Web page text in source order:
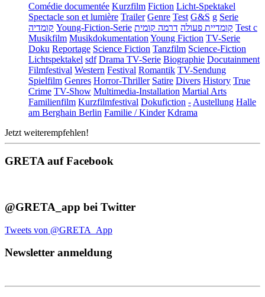
Comédie documentée Kurzfilm Fiction Licht-Spektakel
Spectacle son et lumière Trailer Genre Test G&S g Serie
קומדיה Young-Fiction-Serie קומדיית פעולה דרמה קומית
Test c
Musikfilm Musikdokumentation Young Fiction TV-Serie
Doku Reportage Science Fiction Tanzfilm Science-Fiction
Lichtspektakel sdf Drama TV-Serie Biographie Docutainment
Filmfestival Western Festival Romantik TV-Sendung
Spielfilm Genres Horror-Thriller Satire Divers History True
Crime TV-Show Multimedia-Installation Martial Arts
Familienfilm Kurzfilmfestival Dokufiction - Austellung Halle
am Berghain Berlin Familie / Kinder Kdrama
Jetzt weiterempfehlen!
GRETA auf Facebook
@GRETA_app bei Twitter
Tweets von @GRETA_App
Newsletter anmeldung